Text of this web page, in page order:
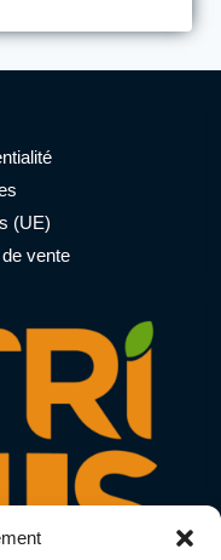
(UE)
vente